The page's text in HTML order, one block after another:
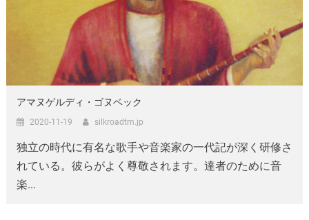
アマヌゲルディ・ゴヌベック
2020-11-19 silkroadtm.jp
独立の時代に有名な歌手や音楽家の一代記が深く研修さ
れている。彼らがよく尊敬されます。達者のために音
楽...